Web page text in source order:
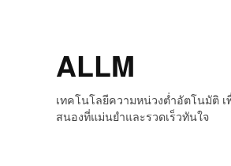
ALLM
เทคโนโลยีความหน่วงต่ำอัตโนมัติ เ
สนองที่แม่นยำและรวดเร็วทันใจ